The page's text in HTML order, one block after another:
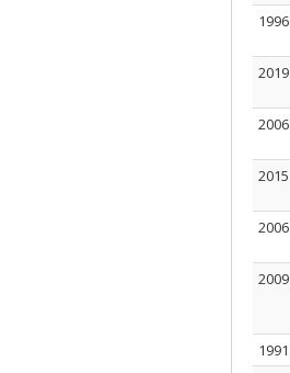
1996
2019
2006
2015
2006
2009
1991